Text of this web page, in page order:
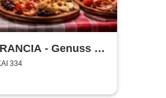
- Genuss &
334